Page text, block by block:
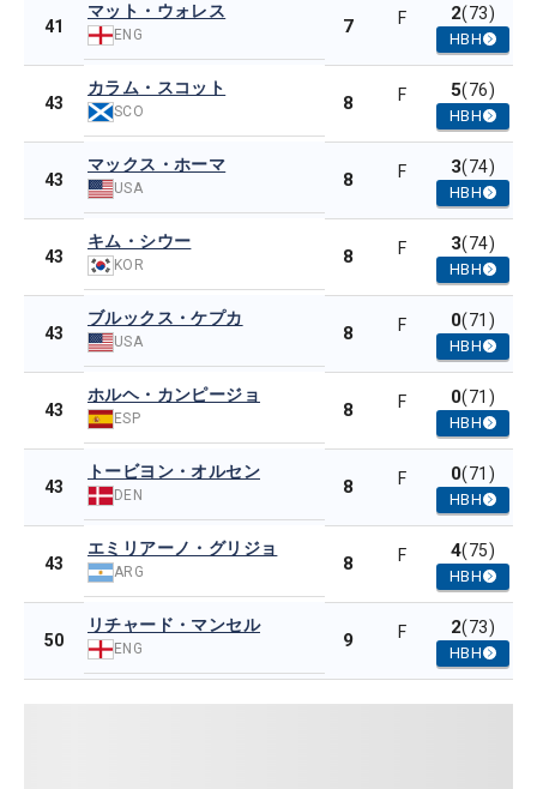
41
マット・ウォレス
ENG 7 F 2(73)
HBH
43
カラム・スコット
SCO 8 F 5(76)
HBH
43
マックス・ホーマ
USA 8 F 3(74)
HBH
43
キム・シウー
KOR 8 F 3(74)
HBH
43
ブルックス・ケプカ
USA 8 F 0(71)
HBH
43
ホルヘ・カンピージョ
ESP 8 F 0(71)
HBH
43
トービヨン・オルセン
DEN 8 F 0(71)
HBH
43
エミリアーノ・グリジョ
ARG 8 F 4(75)
HBH
50
リチャード・マンセル
ENG 9 F 2(73)
HBH